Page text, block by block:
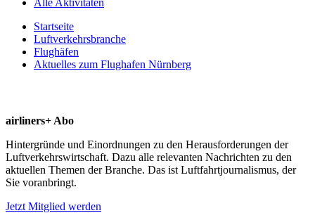
Startseite
Luftverkehrsbranche
Flughäfen
Aktuelles zum Flughafen Nürnberg
airliners+ Abo
Hintergründe und Einordnungen zu den Herausforderungen der
Luftverkehrswirtschaft. Dazu alle relevanten Nachrichten zu den
aktuellen Themen der Branche. Das ist Luftfahrtjournalismus, der
Sie voranbringt.
Jetzt Mitglied werden